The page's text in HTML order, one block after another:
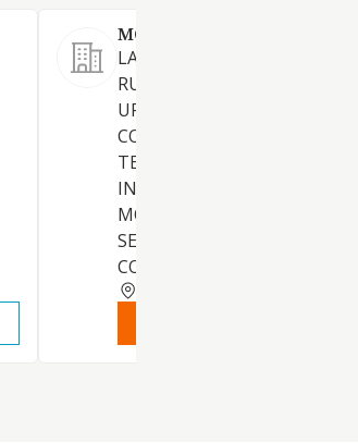
MONTBAIX OLI SL
LA EXPLOTACION DE FINCAS
RUSTICAS. LA ADQUISICION,
URBANIZACION,
COMERCIALIZACION DE
TERRENOS Y SOLARES. LA
INDUSTRIALIZACION Y
MOLTURACION DE
SEMILLAS Y EL ENVASADO Y
COMERCIALIZACION DE